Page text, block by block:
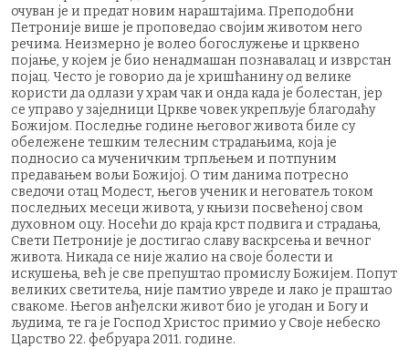
очуван је и предат новим нараштајима. Преподобни
Петроније више је проповедао својим животом него
речима. Неизмерно је волео богослужење и црквено
појање, у којем је био ненадмашан познавалац и изврстан
појац. Често је говорио да је хришћанину од велике
користи да одлази у храм чак и онда када је болестан, јер
се управо у заједници Цркве човек укрепљује благодаћу
Божијом. Последње године његовог живота биле су
обележене тешким телесним страдањима, која је
подносио са мученичким трпљењем и потпуним
предавањем вољи Божијој. О тим данима потресно
сведочи отац Модест, његов ученик и неговатељ током
последњих месеци живота, у књизи посвећеној свом
духовном оцу. Носећи до краја крст подвига и страдања,
Свети Петроније је достигао славу васкрсења и вечног
живота. Никада се није жалио на своје болести и
искушења, већ је све препуштао промислу Божијем. Попут
великих светитеља, није памтио увреде и лако је праштао
свакоме. Његов анђелски живот био је угодан и Богу и
људима, те га је Господ Христос примио у Своје небеско
Царство 22. фебруара 2011. године.